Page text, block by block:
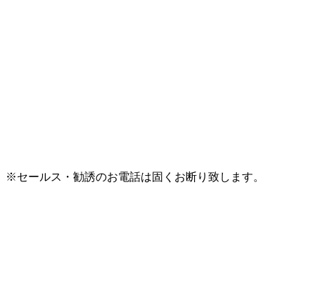
※セールス・勧誘のお電話は固くお断り致します。